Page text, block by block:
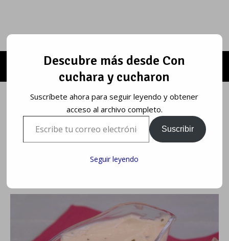
Descubre más desde Con
cuchara y cucharon
Suscríbete ahora para seguir leyendo y obtener
acceso al archivo completo.
Suscribir
Seguir leyendo